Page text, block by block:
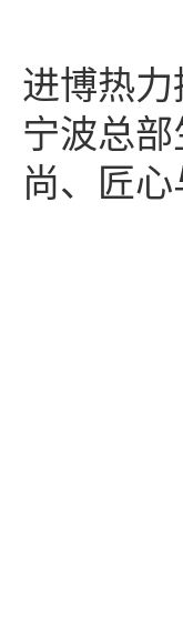
进博热
宁波总部
尚、匠